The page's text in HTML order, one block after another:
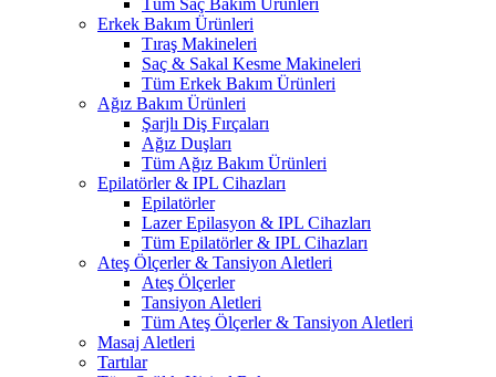
Tüm Saç Bakım Ürünleri
Erkek Bakım Ürünleri
Tıraş Makineleri
Saç & Sakal Kesme Makineleri
Tüm Erkek Bakım Ürünleri
Ağız Bakım Ürünleri
Şarjlı Diş Fırçaları
Ağız Duşları
Tüm Ağız Bakım Ürünleri
Epilatörler & IPL Cihazları
Epilatörler
Lazer Epilasyon & IPL Cihazları
Tüm Epilatörler & IPL Cihazları
Ateş Ölçerler & Tansiyon Aletleri
Ateş Ölçerler
Tansiyon Aletleri
Tüm Ateş Ölçerler & Tansiyon Aletleri
Masaj Aletleri
Tartılar